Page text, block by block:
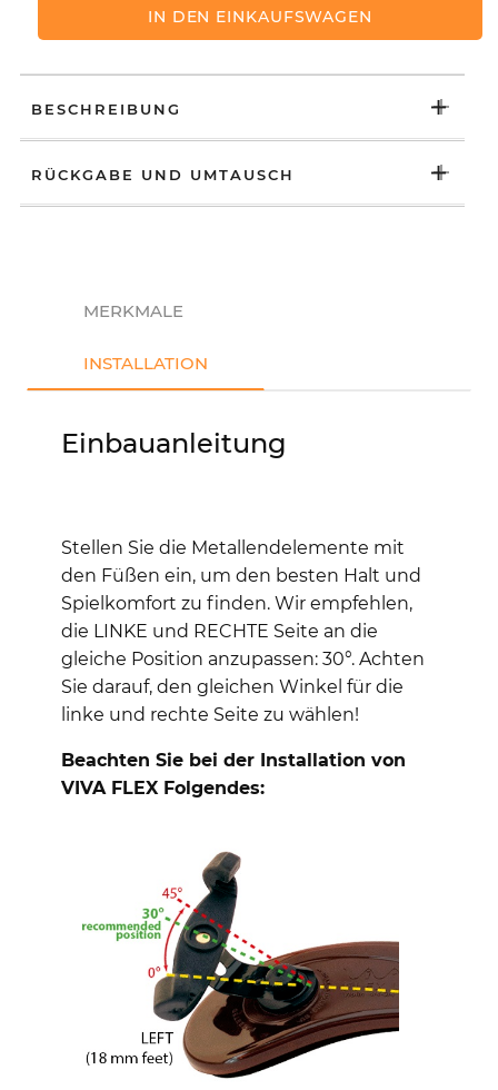
IN DEN EINKAUFSWAGEN
BESCHREIBUNG
RÜCKGABE UND UMTAUSCH
MERKMALE
INSTALLATION
Einbauanleitung
Stellen Sie die Metallendelemente mit
den Füßen ein, um den besten Halt und
Spielkomfort zu finden. Wir empfehlen,
die LINKE und RECHTE Seite an die
gleiche Position anzupassen: 30°. Achten
Sie darauf, den gleichen Winkel für die
linke und rechte Seite zu wählen!
Beachten Sie bei der Installation von
VIVA FLEX Folgendes: